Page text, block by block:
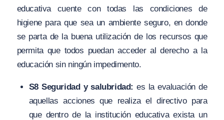
educativa cuente con todas las condiciones de
higiene para que sea un ambiente seguro, en donde
se parta de la buena utilización de los recursos que
permita que todos puedan acceder al derecho a la
educación sin ningún impedimento.
S8 Seguridad y salubridad:es la evaluación de
aquellas acciones que realiza el directivo para
que dentro de la institución educativa exista un